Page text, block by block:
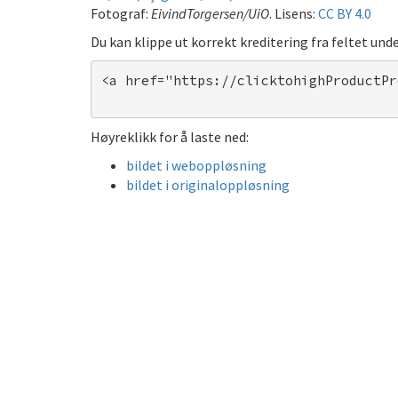
Fotograf: EivindTorgersen/UiO. Lisens: CC BY 4.0
Du kan klippe ut korrekt kreditering fra feltet
<a href="https://
Høyreklikk for å laste ned:
bildet i weboppløsning
bildet i originaloppløsning